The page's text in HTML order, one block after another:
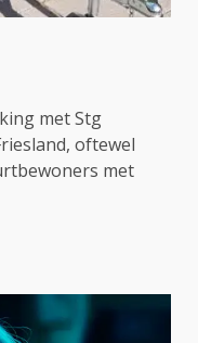
met Stg
oftewel
met